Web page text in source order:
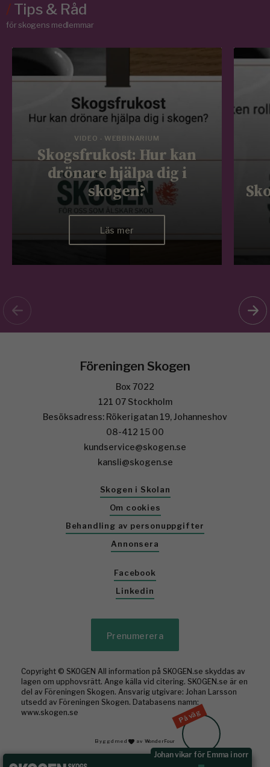
/Tips & Råd
för skogens medlemmar
VIDEO - WEBBINARIUM
Skogsfrukost: Hur kan
drönare hjälpa dig i
skogen?
Läs mer
På väg
Johan vikar för Emma i norr
Föreningen Skogen
Box 7022
121 07 Stockholm
Besöksadress: Rökerigatan 19, Johanneshov
08-412 15 00
kundservice@skogen.se
kansli@skogen.se
Skogen i Skolan
Om cookies
Behandling av personuppgifter
Annonsera
Facebook
Linkedin
Prenumerera
Copyright © SKOGEN All information på SKOGEN.se skyddas av
lagen om upphovsrätt. Ange källa vid citering. SKOGEN.se är en
del av Föreningen Skogen. Ansvarig utgivare: Johan Larsson
utsedd av Föreningen Skogen. Databasens namn:
www.skogen.se
Byggd med av WonderFour